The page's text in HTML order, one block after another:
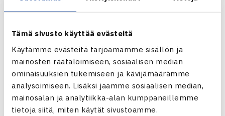
Tämä sivusto käyttää evästeitä
Käytämme evästeitä tarjoamamme sisällön ja
mainosten räätälöimiseen, sosiaalisen median
ominaisuuksien tukemiseen ja kävijämäärämme
analysoimiseen. Lisäksi jaamme sosiaalisen median,
mainosalan ja analytiikka-alan kumppaneillemme
tietoja siitä, miten käytät sivustoamme.
Harri Heliövaaran verkkosivut
Harri Heliövaara
Kuva: Katriina Saarinen